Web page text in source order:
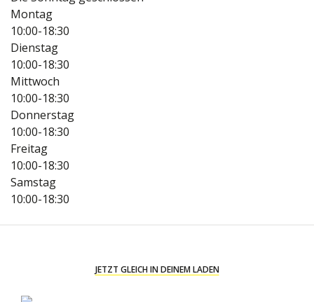
Montag
10:00-18:30
Dienstag
10:00-18:30
Mittwoch
10:00-18:30
Donnerstag
10:00-18:30
Freitag
10:00-18:30
Samstag
10:00-18:30
JETZT GLEICH IN DEINEM LADEN